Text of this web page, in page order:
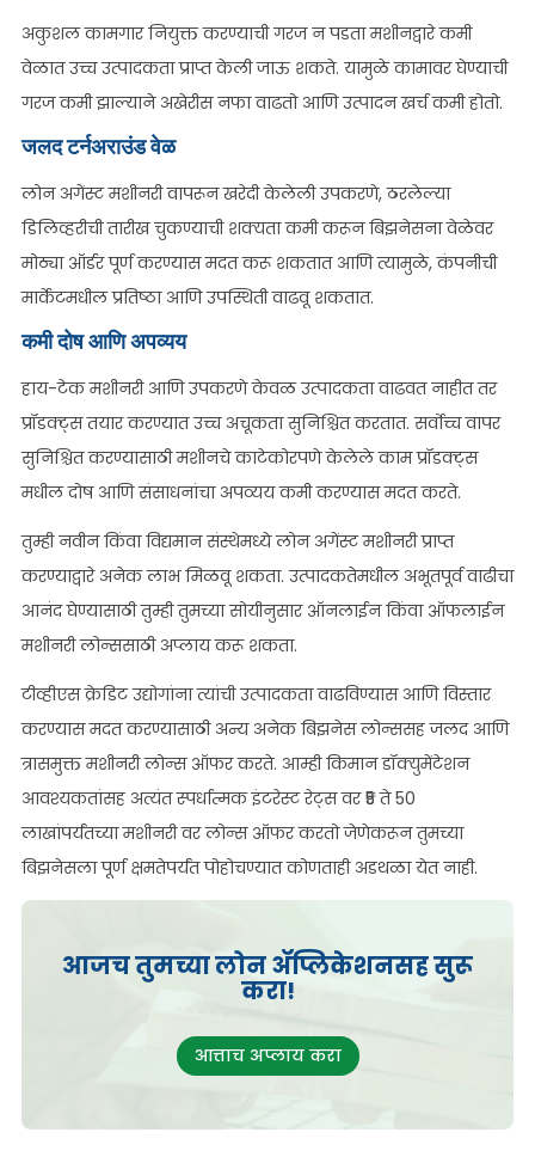
अकुशल कामगार नियुक्त करण्याची गरज न पडता मशीनद्वारे कमी
वेळात उच्च उत्पादकता प्राप्त केली जाऊ शकते. यामुळे कामावर घेण्याची
गरज कमी झाल्याने अखेरीस नफा वाढतो आणि उत्पादन खर्च कमी होतो.
जलद टर्नअराउंड वेळ
लोन अगेंस्ट मशीनरी वापरून खरेदी केलेली उपकरणे, ठरलेल्या
डिलिव्हरीची तारीख चुकण्याची शक्यता कमी करून बिझनेसना वेळेवर
मोठ्या ऑर्डर पूर्ण करण्यास मदत करू शकतात आणि त्यामुळे, कंपनीची
मार्केटमधील प्रतिष्ठा आणि उपस्थिती वाढवू शकतात.
कमी दोष आणि अपव्यय
हाय-टेक मशीनरी आणि उपकरणे केवळ उत्पादकता वाढवत नाहीत तर
प्रॉडक्ट्स तयार करण्यात उच्च अचूकता सुनिश्चित करतात. सर्वोच्च वापर
सुनिश्चित करण्यासाठी मशीनचे काटेकोरपणे केलेले काम प्रॉडक्ट्स
मधील दोष आणि संसाधनांचा अपव्यय कमी करण्यास मदत करते.
तुम्ही नवीन किंवा विद्यमान संस्थेमध्ये लोन अगेंस्ट मशीनरी प्राप्त
करण्याद्वारे अनेक लाभ मिळवू शकता. उत्पादकतेमधील अभूतपूर्व वाढीचा
आनंद घेण्यासाठी तुम्ही तुमच्या सोयीनुसार ऑनलाईन किंवा ऑफलाईन
मशीनरी लोन्ससाठी अप्लाय करू शकता.
टीव्हीएस क्रेडिट उद्योगांना त्यांची उत्पादकता वाढविण्यास आणि विस्तार
करण्यास मदत करण्यासाठी अन्य अनेक बिझनेस लोन्ससह जलद आणि
त्रासमुक्त मशीनरी लोन्स ऑफर करते. आम्ही किमान डॉक्युमेंटेशन
आवश्यकतांसह अत्यंत स्पर्धात्मक इंटरेस्ट रेट्स वर ₹5 ते 50
लाखांपर्यंतच्या मशीनरी वर लोन्स ऑफर करतो जेणेकरून तुमच्या
बिझनेसला पूर्ण क्षमतेपर्यंत पोहोचण्यात कोणताही अडथळा येत नाही.
आजच तुमच्या लोन ॲप्लिकेशनसह सुरू
करा!
आत्ताच अप्लाय करा